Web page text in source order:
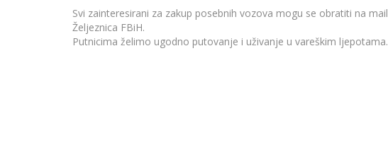
Svi zainteresirani za zakup posebnih vozova mogu se obratiti na mail
Željeznica FBiH.
Putnicima želimo ugodno putovanje i uživanje u vareškim ljepotama.